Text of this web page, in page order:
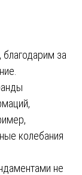
за
колебания
не